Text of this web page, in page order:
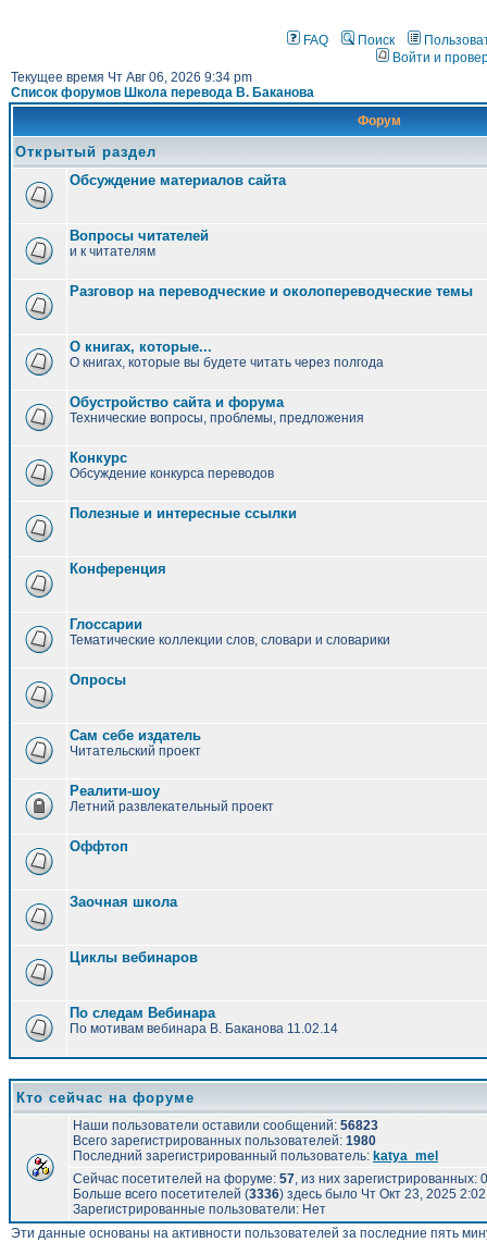
FAQ Поиск
Войти и
Текущее время Чт Авг 06, 2026 9:34 pm
Список форумов Школа перевода В. Баканова
Форум
Открытый раздел
Обсуждение материалов сайта
Вопросы читателей
и к читателям
Разговор на переводческие и околопереводческие темы
О книгах, которые...
О книгах, которые вы будете читать через полгода
Обустройство сайта и форума
Технические вопросы, проблемы, предложения
Конкурс
Обсуждение конкурса переводов
Полезные и интересные ссылки
Конференция
Глоссарии
Тематические коллекции слов, словари и словарики
Опросы
Сам себе издатель
Читательский проект
Реалити-шоу
Летний развлекательный проект
Оффтоп
Заочная школа
Циклы вебинаров
По следам Вебинара
По мотивам вебинара В. Баканова 11.02.14
Кто сейчас на форуме
Наши пользователи оставили сообщений: 56823
Всего зарегистрированных пользователей: 1980
Последний зарегистрированный пользователь: katya_mel
Сейчас посетителей на форуме: 57, из них
Больше всего посетителей (3336) здесь было Чт Окт 23, 2025
Зарегистрированные пользователи: Нет
Эти данные основаны на активности пользователей за последние пять